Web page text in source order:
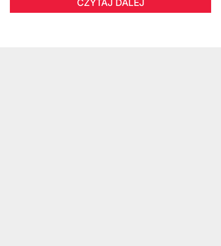
CZYTAJ DALEJ